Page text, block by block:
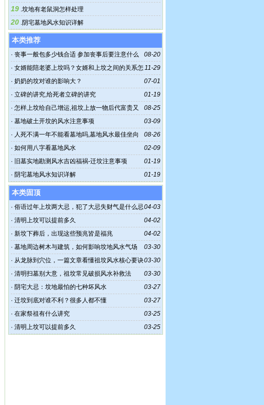
19 .坟地有老鼠洞怎样处理
20 .阴宅墓地风水知识详解
本类推荐
08-20
· 丧事一般包多少钱合适 参加丧事后要注意什么
11-29
· 女婿能陪老婆上坟吗？女婿和上坟之间的关系怎
样？
07-01
· 奶奶的坟对谁的影响大？
01-19
· 立碑的讲究,给死者立碑的讲究
08-25
· 怎样上坟给自己增运,祖坟上放一物后代富贵又
发财
03-09
· 墓地破土开坟的风水注意事项
08-26
· 人死不满一年不能看墓地吗,墓地风水最佳坐向
02-09
· 如何用八字看墓地风水
01-19
·
旧墓实地勘测风水吉凶福祸-迁坟注意事项
01-19
· 阴宅墓地风水知识详解
本类固顶
04-03
· 俗语过年上坟两大忌，犯了大忌失财气是什么忌
讳？
04-02
· 清明上坟可以提前多久
04-02
· 新坟下葬后，出现这些预兆皆是福兆
03-30
· 墓地周边树木与建筑，如何影响坟地风水气场
03-30
· 从龙脉到穴位，一篇文章看懂祖坟风水核心要诀
03-30
· 清明扫墓别大意，祖坟常见破损风水补救法
03-27
· 阴宅大忌：坟地最怕的七种坏风水
03-27
· 迁坟到底对谁不利？很多人都不懂
03-25
· 在家祭祖有什么讲究
03-25
· 清明上坟可以提前多久